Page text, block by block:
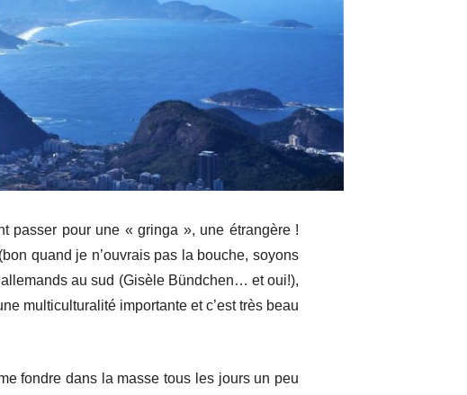
passer pour une « gringa », une étrangère !
quand je n’ouvrais pas la bouche, soyons
au sud (Gisèle Bündchen… et oui!),
multiculturalité importante et c’est très beau
fondre dans la masse tous les jours un peu